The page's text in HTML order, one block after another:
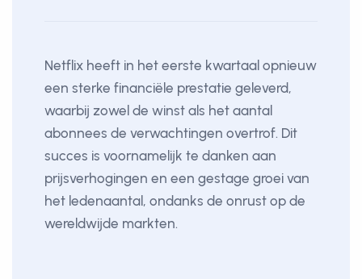
Netflix heeft in het eerste kwartaal opnieuw
een sterke financiële prestatie geleverd,
waarbij zowel de winst als het aantal
abonnees de verwachtingen overtrof. Dit
succes is voornamelijk te danken aan
prijsverhogingen en een gestage groei van
het ledenaantal, ondanks de onrust op de
wereldwijde markten.